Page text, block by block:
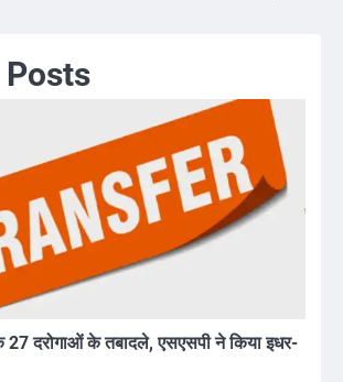
Posts
27 दरोगाओं के तबादले, एसएसपी ने किया इधर-